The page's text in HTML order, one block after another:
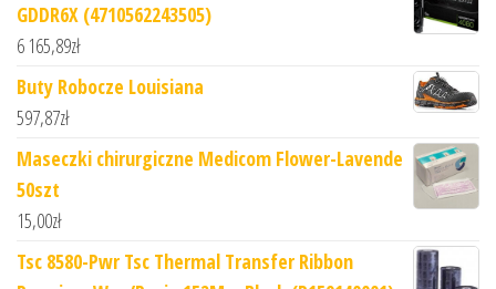
GDDR6X (4710562243505)
6 165,89zł
Buty Robocze Louisiana
597,87zł
Maseczki chirurgiczne Medicom Flower-Lavende
50szt
15,00zł
Tsc 8580-Pwr Tsc Thermal Transfer Ribbon